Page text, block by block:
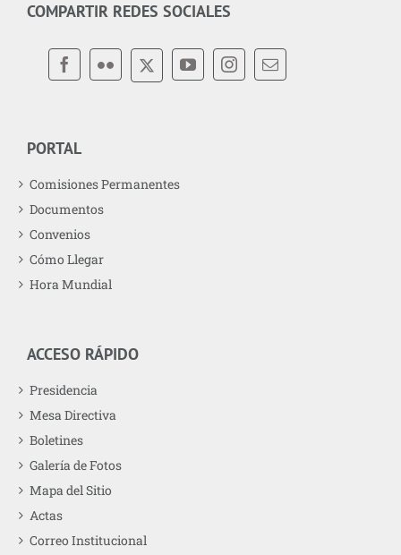
COMPARTIR REDES SOCIALES
PORTAL
Comisiones Permanentes
Documentos
Convenios
Cómo Llegar
Hora Mundial
ACCESO RÁPIDO
Presidencia
Mesa Directiva
Boletines
Galería de Fotos
Mapa del Sitio
Actas
Correo Institucional